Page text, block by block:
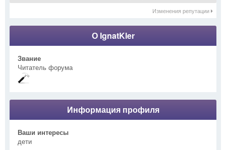
Изменения репутации
О IgnatKler
Звание
Читатель форума
Информация профиля
Ваши интересы
дети